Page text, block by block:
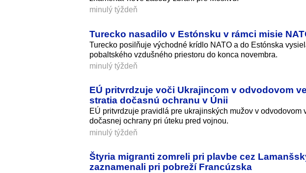
minulý týždeň
Turecko nasadilo v Estónsku v rámci misie
Turecko posilňuje východné krídlo NATO a do Estónska
pobaltského vzdušného priestoru do konca novembra.
minulý týždeň
EÚ pritvrdzuje voči Ukrajincom v odvodovom
stratia dočasnú ochranu v Únii
EÚ pritvrdzuje pravidlá pre ukrajinských mužov v
dočasnej ochrany pri úteku pred vojnou.
minulý týždeň
Štyria migranti zomreli pri plavbe cez
zaznamenali pri pobreží Francúzska